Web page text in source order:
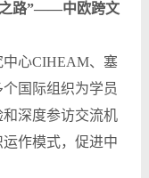
之路”——中欧跨文
心CIHEAM、塞
国际组织为学员
深度参访交流机
作模式，促进中